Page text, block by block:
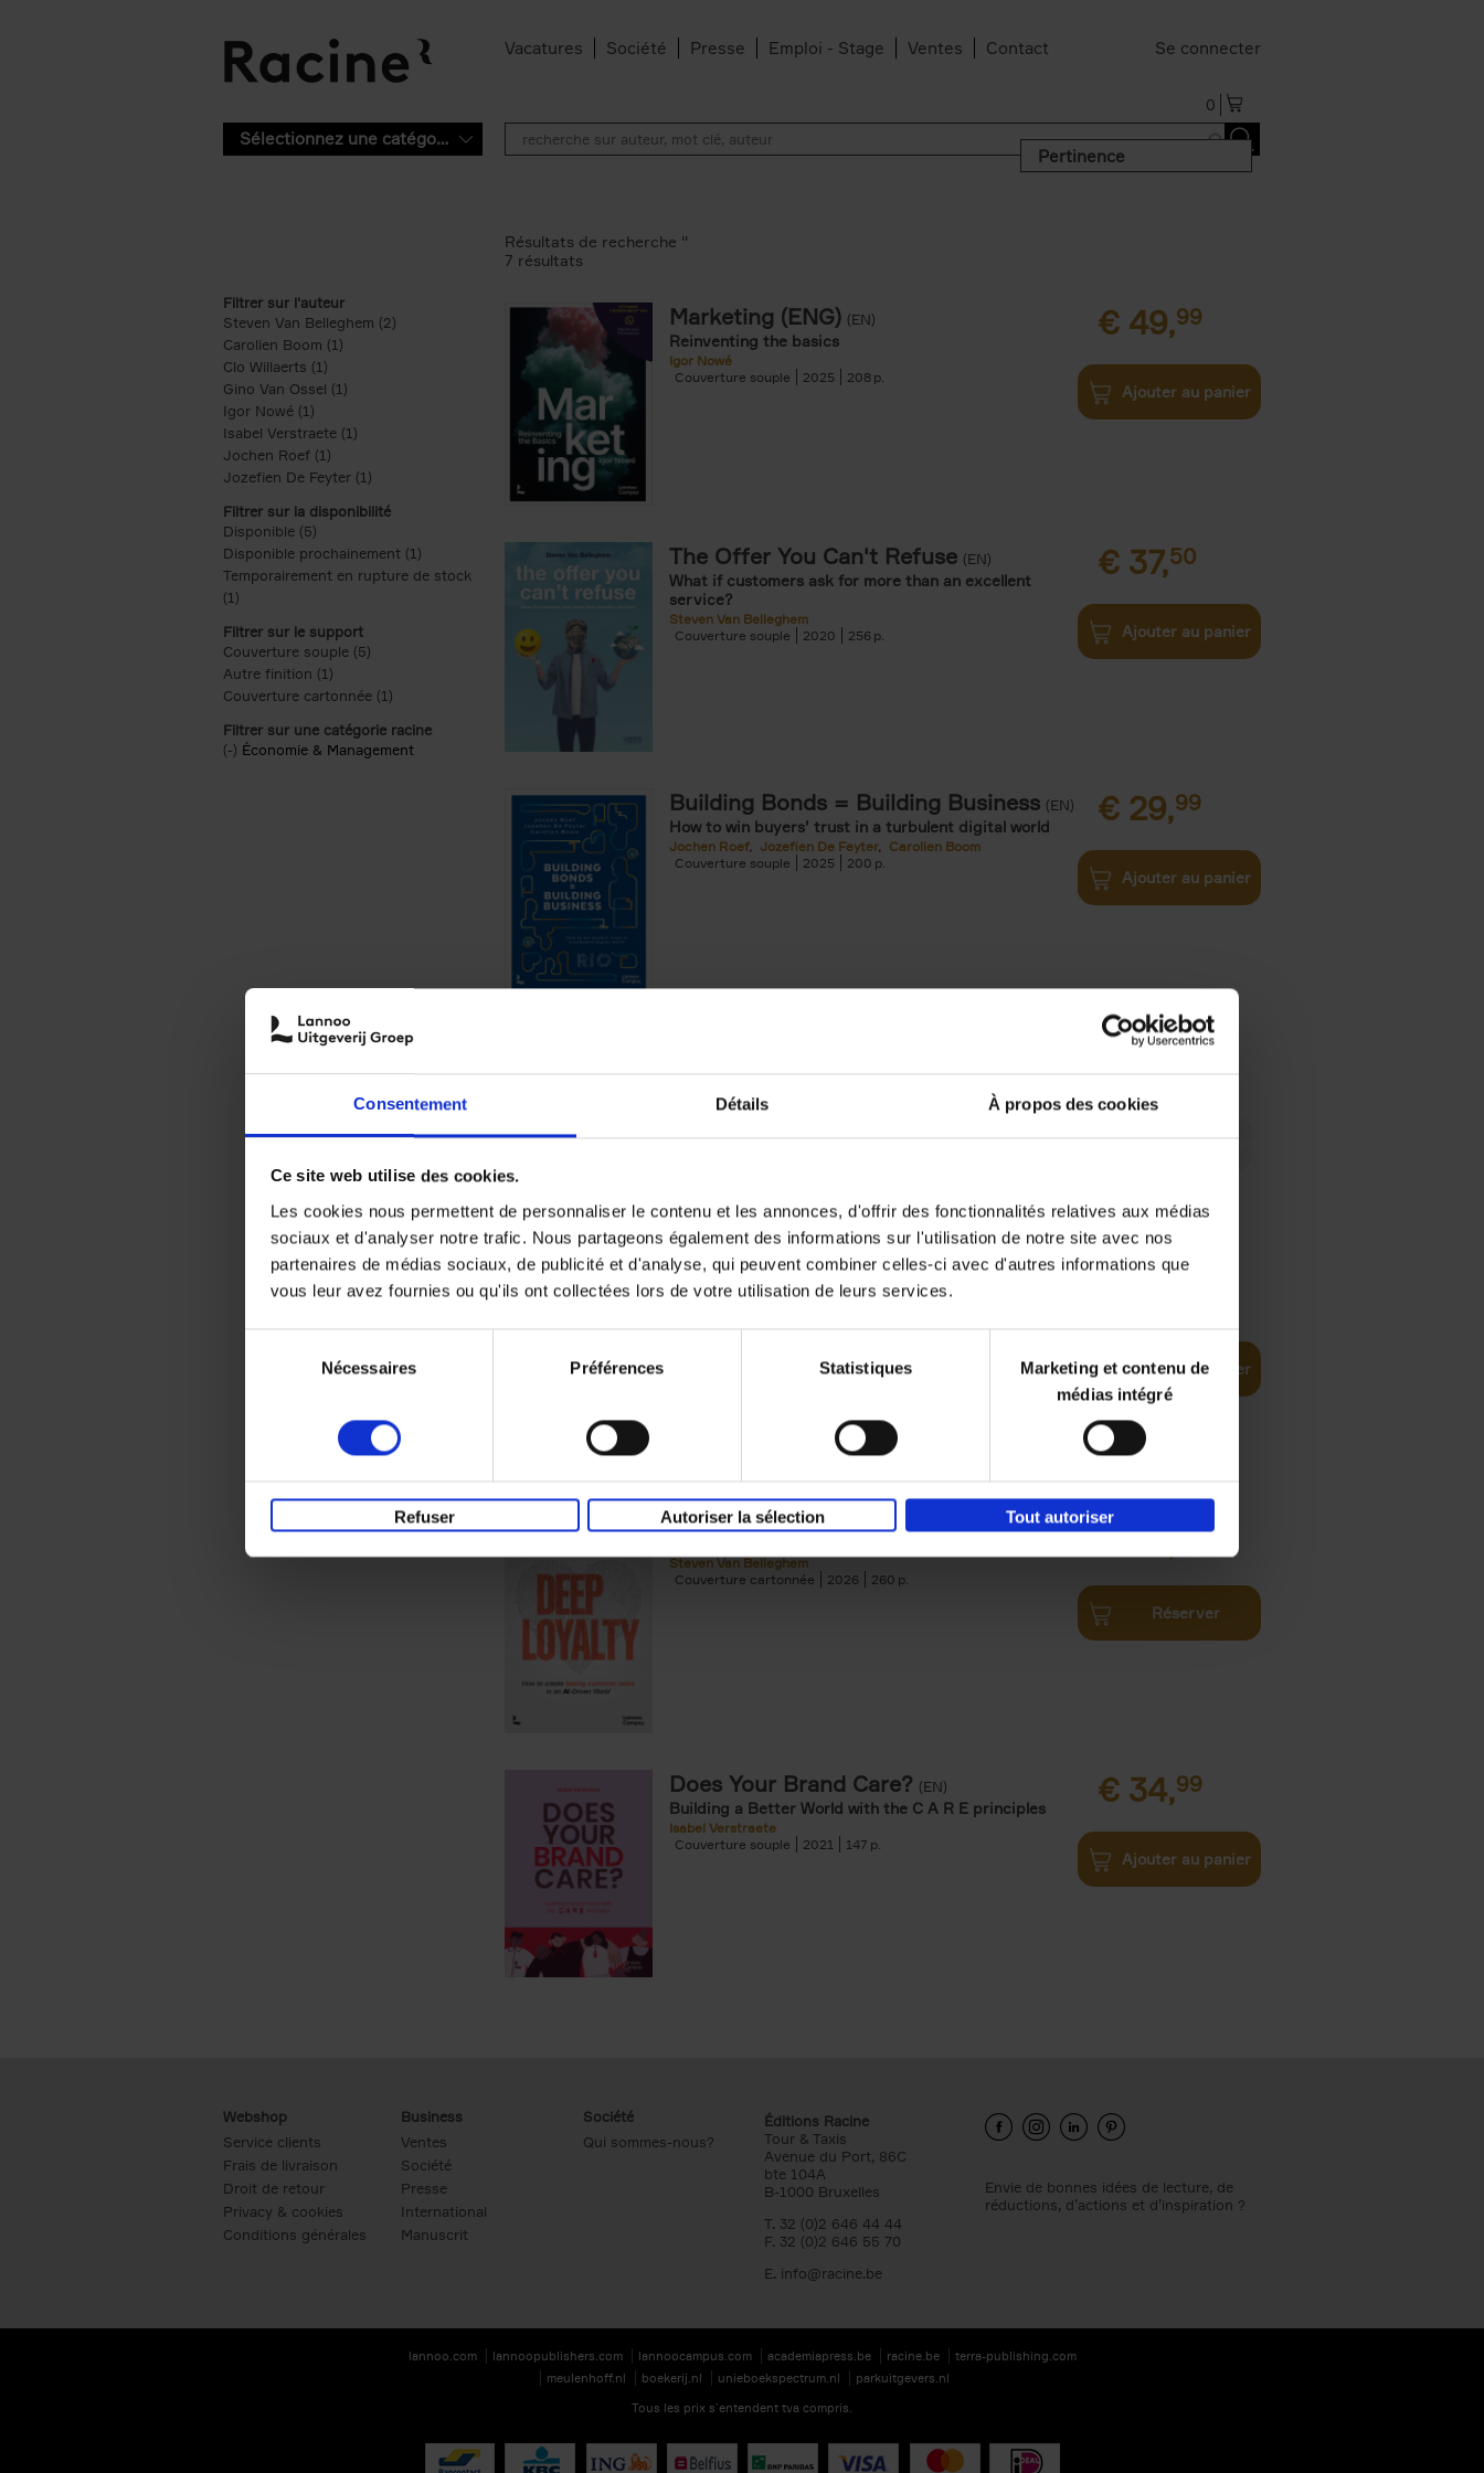
Consentement Détails À propos des cookies
Ce site web utilise des cookies.
Les cookies nous permettent de personnaliser le contenu et les annonces, d'offrir des fonctionnalités relatives aux médias
sociaux et d'analyser notre trafic. Nous partageons également des informations sur l'utilisation de notre site avec nos
partenaires de médias sociaux, de publicité et d'analyse, qui peuvent combiner celles-ci avec d'autres informations que
vous leur avez fournies ou qu'ils ont collectées lors de votre utilisation de leurs services.
Nécessaires Préférences Statistiques
Marketing et contenu de
médias intégré
Refuser Autoriser la sélection Tout autoriser
Vacatures Société Presse Emploi - Stage Ventes Contact Se connecter
0
Sélectionnez une catégorie
Pertinence
Filtrer sur l'auteur
Steven Van Belleghem (2) Apply Steven Van Belleghem filter
Carolien Boom (1)
Clo Willaerts (1)
Gino Van Ossel (1)
Igor Nowé (1)
Isabel Verstraete (1) Apply Isabel Verstraete filter
Jochen Roef (1)
Jozefien De Feyter (1) Apply Jozefien De Feyter filter
Filtrer sur la disponibilité
Disponible (5)
Disponible prochainement (1) Apply Disponible prochainement filter
Temporairement en rupture de stock
(1) Apply Temporairement en rupture de stock filter
Filtrer sur le support
Couverture souple (5) Apply Couverture souple filter
Autre finition (1)
Couverture cartonnée (1)
Filtrer sur une catégorie racine
(-) Remove Économie & Management filter
Économie & Management
Résultats de recherche ''
7 résultats
Marketing (ENG) (EN)
Reinventing the basics
Igor Nowé
Couverture souple
2025 208
€ 49,99
Ajouter au panier
The Offer You Can't Refuse (EN)
What if customers ask for more than an excellent
service?
Steven Van Belleghem
Couverture souple
2020 256
€ 37,50
Ajouter au panier
Building Bonds = Building Business (EN)
How to win buyers’ trust in a turbulent digital world
Jochen Roef Jozefien De Feyter
Carolien Boom
Couverture souple
2025 200
€ 29,99
Ajouter au panier
Hysteria (EN)
Develop and Implement a Winning Strategy as a
Gino Van Ossel
29,99
Digital marketing like a PRO -
completely revised edition (EN)
Ajouter au panier
Deep Loyalty (ENG)
Steven Van Belleghem
Couverture cartonnée
2026 260
€34,99
Réserver
Does Your Brand Care? (EN)
Building a Better World with the C A R E principles
Isabel Verstraete
Couverture souple
2021 147
€ 34,99
Ajouter au panier
Webshop
Service clients
Frais de livraison
Droit de retour
Privacy & cookies
Conditions générales
Business
Ventes
Société
Presse
International
Manuscrit
Société
Qui sommes-nous?
Éditions Racine
Tour & Taxis
Avenue du Port, 86C
bte 104A
B-1000 Bruxelles
T. 32 (0)2 646 44 44
F. 32 (0)2 646 55 70
E. info@racine.be
Envie de bonnes idées de lecture, de
réductions, d’actions et d’inspiration ?
lannoo.com lannoopublishers.com lannoocampus.com academiapress.be racine.be
terra-publishing.com
meulenhoff.nl
boekerij.nl unieboekspectrum.nl
parkuitgevers.nl
Tous les prix s’entendent tva compris.